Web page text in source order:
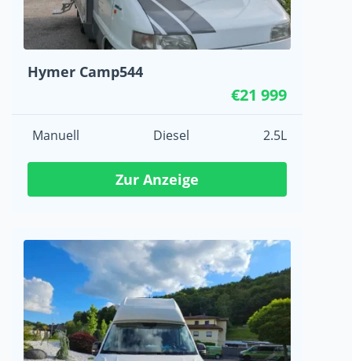
Hymer Camp544
€21 999
Manuell Diesel 2.5L
Zur Anzeige